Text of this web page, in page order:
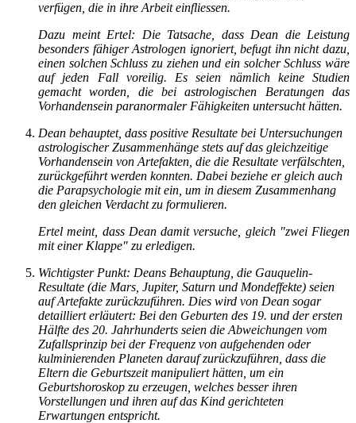
verfügen, die in ihre Arbeit einfliessen.
Dazu meint Ertel: Die Tatsache, dass Dean die Leistung
besonders fähiger Astrologen ignoriert, befugt ihn nicht dazu,
einen solchen Schluss zu ziehen und ein solcher Schluss wäre
auf jeden Fall voreilig. Es seien nämlich keine Studien
gemacht worden, die bei astrologischen Beratungen das
Vorhandensein paranormaler Fähigkeiten untersucht hätten.
Dean behauptet, dass positive Resultate bei Untersuchungen
astrologischer Zusammenhänge stets auf das gleichzeitige
Vorhandensein von Artefakten, die die Resultate verfälschten,
zurückgeführt werden konnten. Dabei beziehe er gleich auch
die Parapsychologie mit ein, um in diesem Zusammenhang
den gleichen Verdacht zu formulieren.
Ertel meint, dass Dean damit versuche, gleich "zwei Fliegen
mit einer Klappe" zu erledigen.
Wichtigster Punkt: Deans Behauptung, die Gauquelin-
Resultate (die Mars, Jupiter, Saturn und Mondeffekte) seien
auf Artefakte zurückzuführen. Dies wird von Dean sogar
detailliert erläutert: Bei den Geburten des 19. und der ersten
Hälfte des 20. Jahrhunderts seien die Abweichungen vom
Zufallsprinzip bei der Frequenz von aufgehenden oder
kulminierenden Planeten darauf zurückzuführen, dass die
Eltern die Geburtszeit manipuliert hätten, um ein
Geburtshoroskop zu erzeugen, welches besser ihren
Vorstellungen und ihren auf das Kind gerichteten
Erwartungen entspricht.